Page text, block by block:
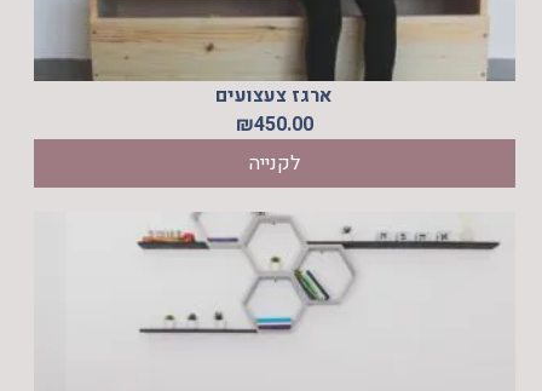
ארגז צעצועים
₪450.00
לקנייה